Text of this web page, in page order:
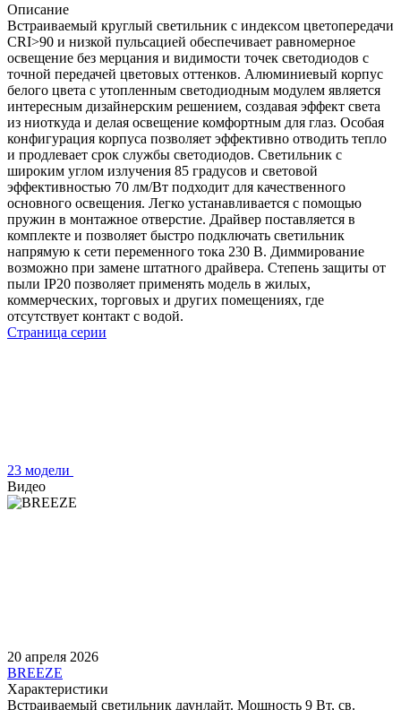
Описание
Встраиваемый круглый светильник с индексом цветопередачи
CRI>90 и низкой пульсацией обеспечивает равномерное
освещение без мерцания и видимости точек светодиодов с
точной передачей цветовых оттенков. Алюминиевый корпус
белого цвета с утопленным светодиодным модулем является
интересным дизайнерским решением, создавая эффект света
из ниоткуда и делая освещение комфортным для глаз. Особая
конфигурация корпуса позволяет эффективно отводить тепло
и продлевает срок службы светодиодов. Светильник с
широким углом излучения 85 градусов и световой
эффективностью 70 лм/Вт подходит для качественного
основного освещения. Легко устанавливается с помощью
пружин в монтажное отверстие. Драйвер поставляется в
комплекте и позволяет быстро подключать светильник
напрямую к сети переменного тока 230 В. Диммирование
возможно при замене штатного драйвера. Степень защиты от
пыли IP20 позволяет применять модель в жилых,
коммерческих, торговых и других помещениях, где
отсутствует контакт с водой.
Страница серии
23 модели
Видео
20 апреля 2026
BREEZE
Характеристики
Встраиваемый светильник даунлайт. Мощность 9 Вт, св.